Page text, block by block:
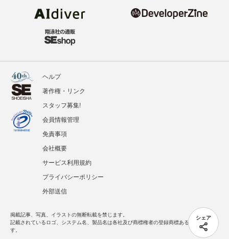
シェア
ヘルプ
著作権・リンク
スタッフ募集!
会員情報管理
免責事項
会社概要
サービス利用規約
プライバシーポリシー
外部送信
掲載記事、写真、イラストの無断転載を禁じます。
記載されているロゴ、システム名、製品名は各社及び商標権者の登録商標あるいは商標で
す。